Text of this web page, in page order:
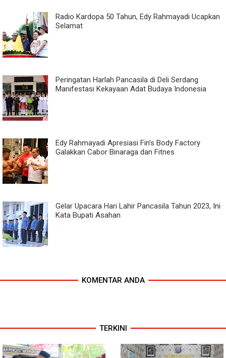
Radio Kardopa 50 Tahun, Edy Rahmayadi Ucapkan
Selamat
Peringatan Harlah Pancasila di Deli Serdang
Manifestasi Kekayaan Adat Budaya Indonesia
Edy Rahmayadi Apresiasi Fin’s Body Factory
Galakkan Cabor Binaraga dan Fitnes
Gelar Upacara Hari Lahir Pancasila Tahun 2023, Ini
Kata Bupati Asahan
KOMENTAR ANDA
TERKINI